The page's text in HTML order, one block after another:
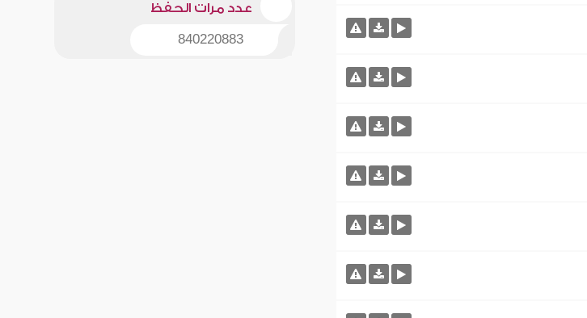
عدد مرات الحفظ
840220883